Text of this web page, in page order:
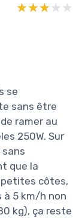
★★★★★
★★★★★
se
sans être
ramer au
250W. Sur
que la
petites côtes,
à 5 km/h non
kg), ça reste